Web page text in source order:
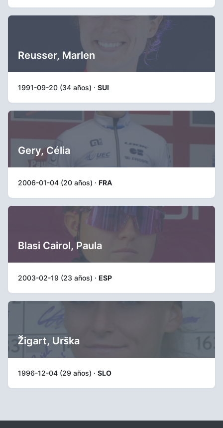
Reusser, Marlen
1991-09-20 (34 años) · SUI
Gery, Célia
2006-01-04 (20 años) · FRA
Blasi Cairol, Paula
2003-02-19 (23 años) · ESP
Žigart, Urška
1996-12-04 (29 años) · SLO